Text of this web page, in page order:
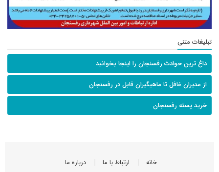
تبلیغات متنی
داغ ترین حوادث رفسنجان را اینجا بخوانید
از مدیران غافل تا ماهیگیران قابل در رفسنجان
خرید پسته رفسنجان
خانه ارتباط با ما درباره ما